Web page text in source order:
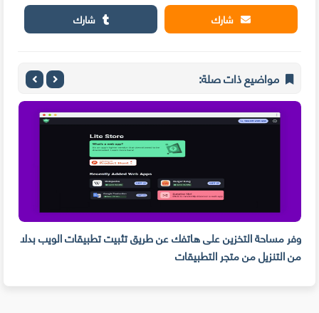
شارك
شارك
مواضيع ذات صلة:
وفر مساحة التخزين على هاتفك عن طريق تثبيت تطبيقات الويب بدلا
من التنزيل من متجر التطبيقات